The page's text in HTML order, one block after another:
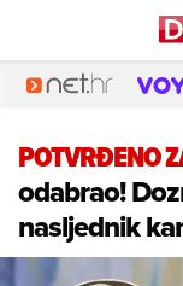
POTVRĐENO
odabrao!
nasljednik